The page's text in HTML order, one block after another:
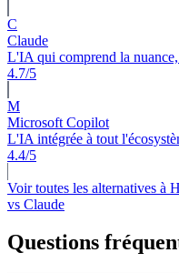
C
Claude
L'IA qui comprend la
4.7/5
M
Microsoft Copilot
L'IA intégrée à tout
4.4/5
Voir toutes les alternatives à
vs Claude
Questions